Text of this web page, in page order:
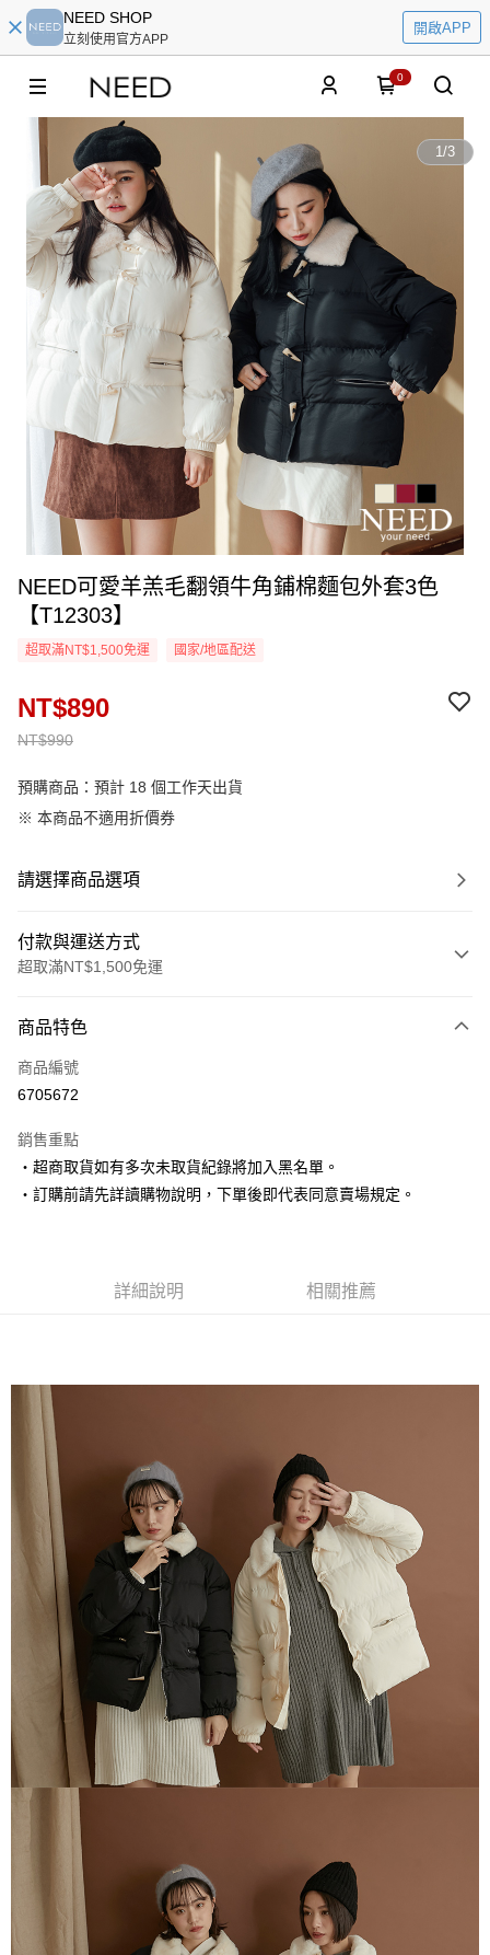
NEED SHOP
立刻使用官方APP
開啟APP
0
1/3
NEED可愛羊羔毛翻領牛角鋪棉麵包外套3色
【T12303】
超取滿NT$1,500免運 國家/地區配送
NT$990
NT$890
預購商品：預計 18 個工作天出貨
※ 本商品不適用折價券
請選擇商品選項
付款與運送方式
超取滿NT$1,500免運
信用卡一次付款
超商取貨付款
Apple Pay
街口支付
AFTEE先享後付是「在收到商品之後才付款」的支付方式。 讓您購物簡單
便利好安心！
１．簡單：不需註冊會員、不需綁卡、不需儲值。
２．便利：只要手機號碼，簡訊認證，即可結帳。
３．安心：先確認商品／服務後，再付款。
【「AFTEE先享後付」結帳流程】
１．於結帳方式選擇「AFTEE先享後付」後，將跳轉至「AFTEE先享後付」
結帳頁面，進行簡訊認證並確認金額後，即可完成結帳。
２．訂單成立數日內，您將收到繳費通知簡訊。
３．收到繳費通知簡訊後14天內，點擊此簡訊中的連結，可透過四大超商／
ATM／網路銀行／等多元方式進行付款，方視為交易完成。
※ 請注意：結帳手續完成當下不需立刻繳費，但若您需要取消訂單，請聯絡
購買商品的店家。未經商家同意取消之訂單仍視為有效，需透過AFTEE先享
後付繳納相關費用。
※ 交易是否成功請以「AFTEE先享後付 」之結帳頁面顯示為準，若有關於
是否繳費成功／繳費後需取消欲退款等相關疑問，請聯繫「AFTEE先享後付
客戶支援中心」
https://netprotections.freshdesk.com/support/home
【注意事項】
１．透過由恩沛科技股份有限公司提供之「AFTEE先享後付」服務完成之交
易，需依本服務之必要範圍內提供個人資料，並將交易相關給付款項請求債
權轉讓予恩沛科技股份有限公司。
２．關於個人資料處理事宜，請瀏覽以下網址：
https://aftee.tw/terms/#terms3
３．未成年的使用者請事先徵得法定代理人或監護人之同意方可使用
「AFTEE先享後付」，若未經同意申辦者引起之損失，本公司不負相關責
４．使用「AFTEE先享後付」時，將依據個別帳號之用戶狀況，依本公司即
ATM付款
運送方式
全家取貨付款
每筆NT$80，滿NT$1,500(含以上)免運費
付款後全家取貨
每筆NT$80，滿NT$1,500(含以上)免運費
萊爾富取貨付款
每筆NT$80，滿NT$1,500(含以上)免運費
付款後萊爾富取貨
每筆NT$80，滿NT$1,500(含以上)免運費
離島取貨加價40
每筆NT$80，滿NT$1,500(含以上)免運費
付款後7-11取貨
每筆NT$80，滿NT$1,500(含以上)免運費
每筆NT$100，滿NT$1,500(含以上)免運費
商品特色
商品編號
6705672
銷售重點
‧超商取貨如有多次未取貨紀錄將加入黑名單。
‧訂購前請先詳讀購物說明，下單後即代表同意賣場規定。
詳細說明 相關推薦